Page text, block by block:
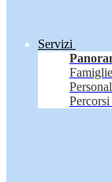
Servizi